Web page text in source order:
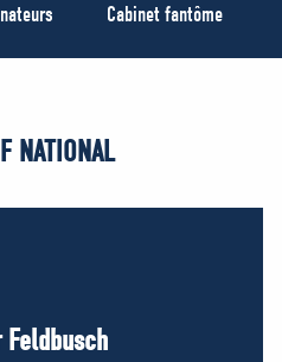
Cabinet fantôme
NATIONAL
Feldbusch